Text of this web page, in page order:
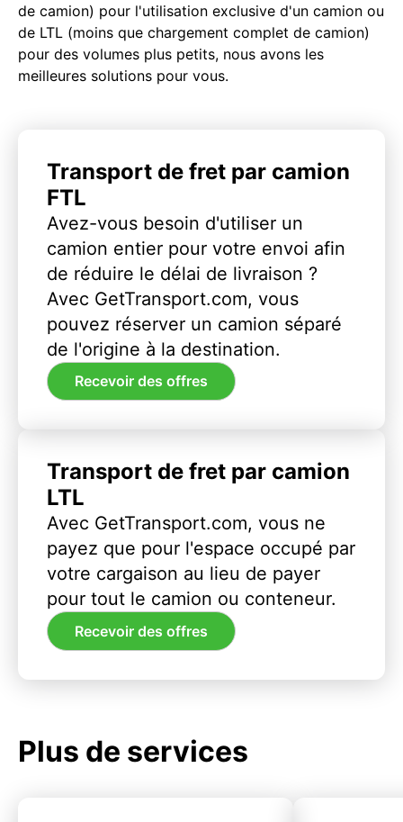
de camion) pour l'utilisation exclusive d'un camion ou
de LTL (moins que chargement complet de camion)
pour des volumes plus petits, nous avons les
meilleures solutions pour vous.
Transport de fret par camion
FTL
Avez-vous besoin d'utiliser un
camion entier pour votre envoi afin
de réduire le délai de livraison ?
Avec GetTransport.com, vous
pouvez réserver un camion séparé
de l'origine à la destination.
Recevoir des offres
Transport de fret par camion
LTL
Avec GetTransport.com, vous ne
payez que pour l'espace occupé par
votre cargaison au lieu de payer
pour tout le camion ou conteneur.
Recevoir des offres
Plus de services